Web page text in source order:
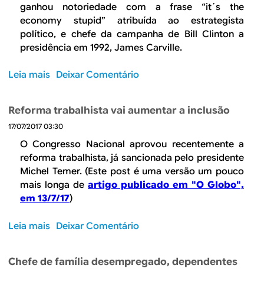
ganhou notoriedade com a frase “it´s the
economy stupid” atribuída ao estrategista
político, e chefe da campanha de Bill Clinton a
presidência em 1992, James Carville.
Leia mais
r
e
O
d
e
s
e
h
Deixar Comentário
Reforma trabalhista vai aumentar a inclusão
17/07/2017 03:30
O Congresso Nacional aprovou recentemente a
reforma trabalhista, já sancionada pelo presidente
Michel Temer. (Este post é uma versão um pouco
mais longa de artigo publicado em "O Globo",
em 13/7/17)
Leia mais
r
Deixar Comentário
Chefe de família desempregado, dependentes